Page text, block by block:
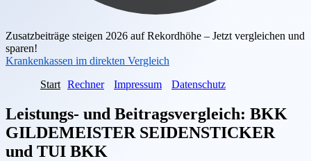
Zusatzbeiträge steigen 2026 auf Rekordhöhe – Jetzt vergleichen und
sparen!
Krankenkassen im direkten Vergleich
Start Rechner Impressum Datenschutz
Leistungs- und Beitragsvergleich: BKK
GILDEMEISTER SEIDENSTICKER
und TUI BKK